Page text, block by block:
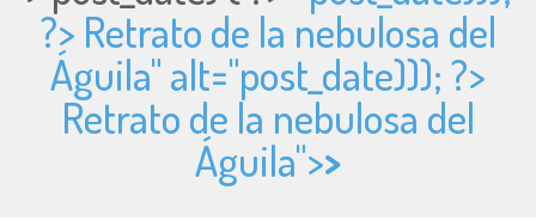
?> Retrato de la nebulosa del
Águila" alt="post_date))); ?>
Retrato de la nebulosa del
Águila">>